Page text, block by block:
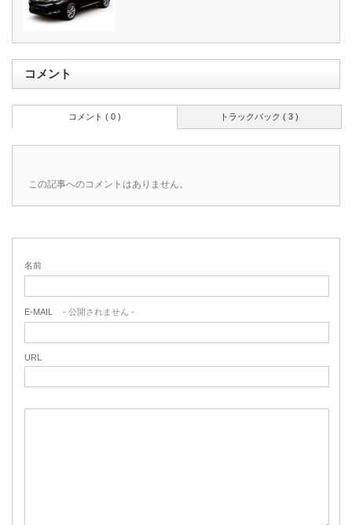
コメント
トラックバック ( 3 )
コメント ( 0 )
この記事へのコメントはありません。
名前
E-MAIL - 公開されません -
URL